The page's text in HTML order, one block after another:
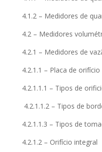
4.1.2 – Medidores de
4.2 – Medidores
4.2.1 – Medidores de
4.2.1.1 – Placa de orifício
4.2.1.1.1 – Tipos de
4.2.1.1.2 – Tipos de
4.2.1.1.3 – Tipos de
4.2.1.2 – Orifício integral